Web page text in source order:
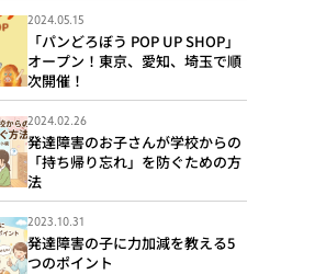
2024.05.15
「パンどろぼう POP UP SHOP」
オープン！東京、愛知、埼玉で順
次開催！
2024.02.26
発達障害のお子さんが学校からの
「持ち帰り忘れ」を防ぐための方
法
2023.10.31
発達障害の子に力加減を教える5
つのポイント